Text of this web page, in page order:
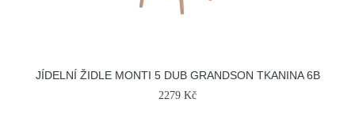
JÍDELNÍ ŽIDLE MONTI 5 DUB GRANDSON TKANINA 6B
2279 Kč